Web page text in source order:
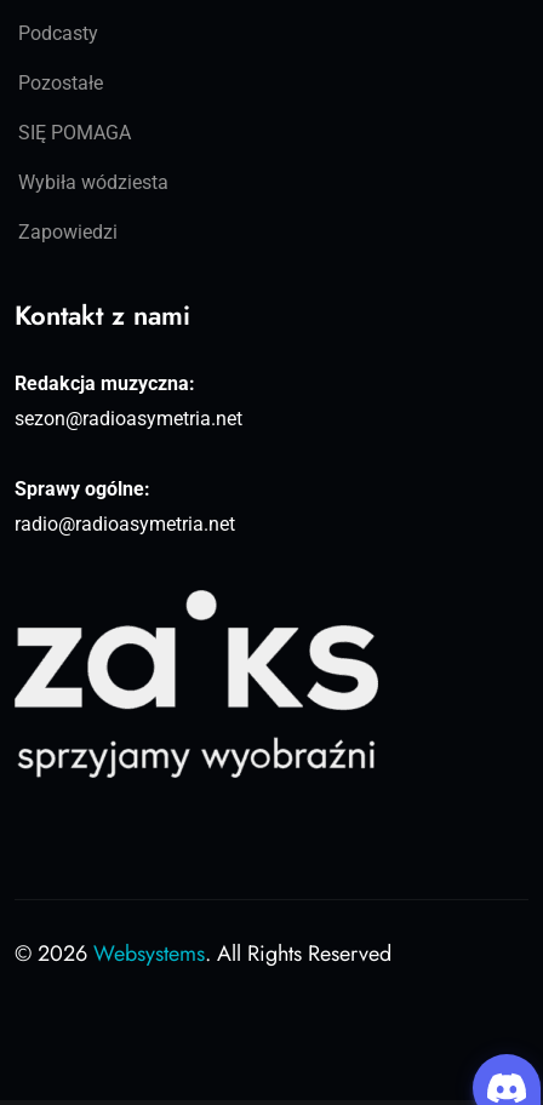
Podcasty
Pozostałe
SIĘ POMAGA
Wybiła wódziesta
Zapowiedzi
Kontakt z nami
Redakcja muzyczna:
sezon@radioasymetria.net
Sprawy ogólne:
radio@radioasymetria.net
© 2026Websystems. All Rights Reserved